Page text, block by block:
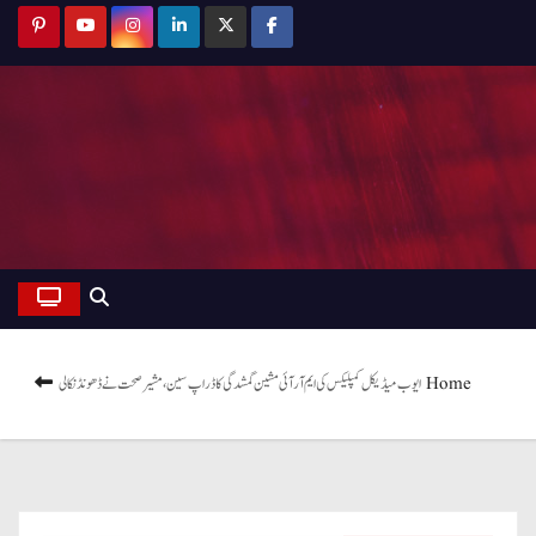
Homeایوب میڈیکل کمپلیکس کی ایم آر آئی مشین گمشدگی کا ڈراپ سین، مشیر صحت نے ڈھونڈ نکالی